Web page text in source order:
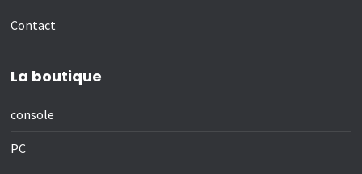
Contact
La boutique
console
PC